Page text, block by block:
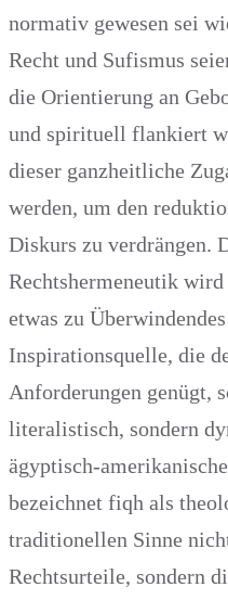
normativ gewesen sei
Recht und Sufismus
die Orientierung an
und spirituell flankiert
dieser ganzheitliche
werden, um den
Diskurs zu verdrängen.
Rechtshermeneutik
etwas zu
Inspirationsquelle, die
Anforderungen genügt,
literalistisch, sondern
ägyptisch-
bezeichnet fiqh als
traditionellen Sinne
Rechtsurteile, sondern